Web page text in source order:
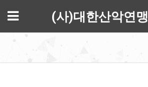
메뉴 (사)대한산악연맹